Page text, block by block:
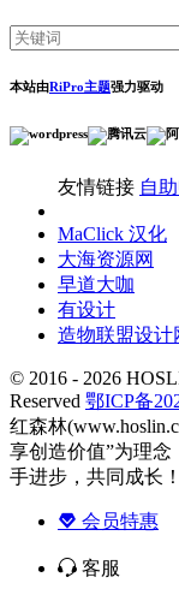
本站由RiPro主题强力驱动
友情链接 自
MaClick 汉化
大海资源网
早道大咖
有设计
造物联盟设计
© 2016 - 2026
Reserved 鄂ICP备
红森林
享创造价值”为理念
手进步，共同成长！
会员特惠
客服